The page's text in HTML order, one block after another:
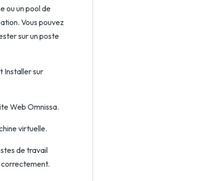
ou un pool de
Vous pouvez
sur un poste
Installer sur
Web Omnissa.
virtuelle.
de travail
correctement.